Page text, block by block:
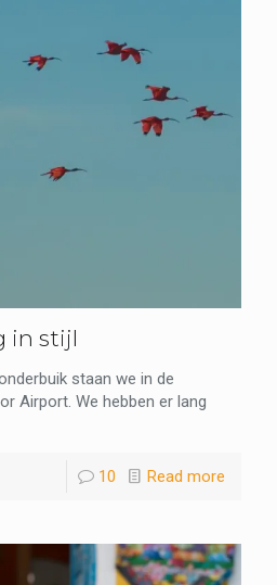
in stijl
staan we in de
Airport. We hebben er lang
10 Read more